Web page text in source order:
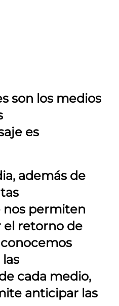
son los medios
es
, además de
nos permiten
el retorno de
cada medio,
anticipar las